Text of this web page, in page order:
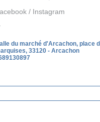
/ Instagram
du marché d'Arcachon, place
33120- Arcachon